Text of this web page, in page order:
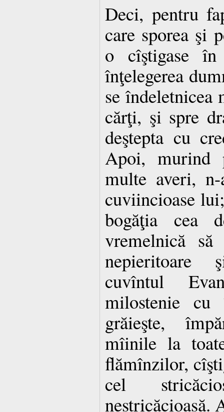
Deci, pentru
care sporea şi
o cîştigase în
înţelegerea
se
cărţi, şi spre
deştepta cu
Apoi,
multe averi,
cuviincioase
bogăţia cea
vremelnică
nepieritoare
cuvîntul
milostenie cu
grăieşte,
mîinile la
flămînzilor,
cel
nestricăcioasă.